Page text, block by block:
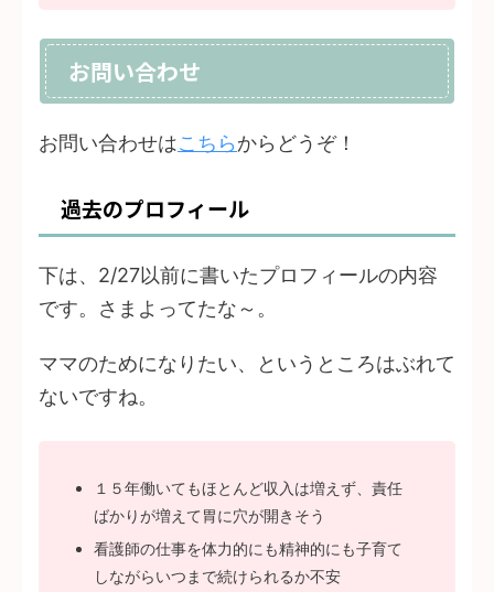
お問い合わせ
お問い合わせはこちらからどうぞ！
過去のプロフィール
下は、2/27以前に書いたプロフィールの内容
です。さまよってたな～。
ママのためになりたい、というところはぶれて
ないですね。
１５年働いてもほとんど収入は増えず、責任
ばかりが増えて胃に穴が開きそう
看護師の仕事を体力的にも精神的にも子育て
しながらいつまで続けられるか不安